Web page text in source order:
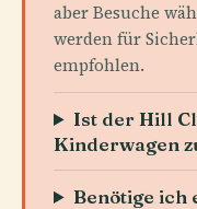
aber Besuche
werden für
empfohlen.
Ist der Hill
Kinderwagen
Benötige ich